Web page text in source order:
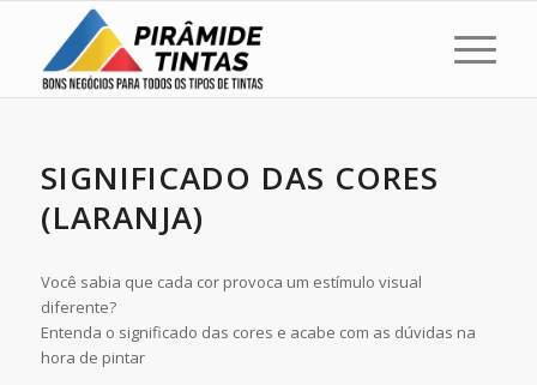
SIGNIFICADO DAS CORES
(LARANJA)
Você sabia que cada cor provoca um estímulo visual
diferente?
Entenda o significado das cores e acabe com as dúvidas na
hora de pintar